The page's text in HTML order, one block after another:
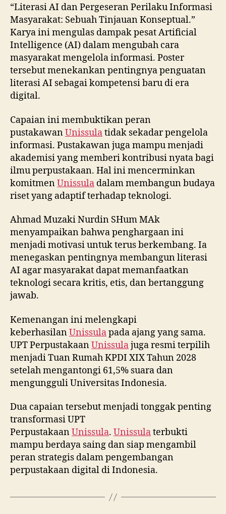
“Literasi AI dan Pergeseran Perilaku Informasi
Masyarakat: Sebuah Tinjauan Konseptual.”
Karya ini mengulas dampak pesat Artificial
Intelligence (AI) dalam mengubah cara
masyarakat mengelola informasi. Poster
tersebut menekankan pentingnya penguatan
literasi AI sebagai kompetensi baru di era
digital.
Capaian ini membuktikan peran
pustakawanUnissulatidak sekadar pengelola
informasi. Pustakawan juga mampu menjadi
akademisi yang memberi kontribusi nyata bagi
ilmu perpustakaan. Hal ini mencerminkan
komitmenUnissula dalam membangun budaya
riset yang adaptif terhadap teknologi.
Ahmad Muzaki Nurdin SHum MAk
menyampaikan bahwa penghargaan ini
menjadi motivasi untuk terus berkembang. Ia
menegaskan pentingnya membangun literasi
AI agar masyarakat dapat memanfaatkan
teknologi secara kritis, etis, dan bertanggung
jawab.
Kemenangan ini melengkapi
keberhasilanUnissulapada ajang yang sama.
UPT PerpustakaanUnissulajuga resmi terpilih
menjadi Tuan Rumah KPDI XIX Tahun 2028
setelah mengantongi 61,5% suara dan
mengungguli Universitas Indonesia.
Dua capaian tersebut menjadi tonggak penting
transformasi UPT
PerpustakaanUnissula. Unissulaterbukti
mampu berdaya saing dan siap mengambil
peran strategis dalam pengembangan
perpustakaan digital di Indonesia.